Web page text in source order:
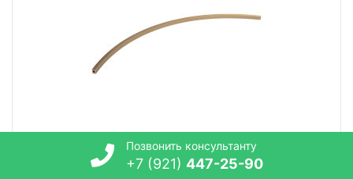
Позвонить консультанту
+7 (921) 447-25-90